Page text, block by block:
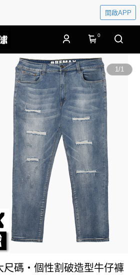
開啟APP
0
1/1
尺碼‧個性割破造型牛仔褲